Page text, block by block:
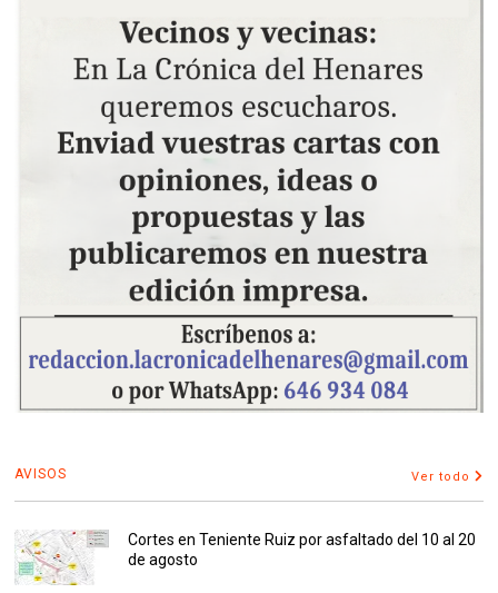
AVISOS Ver todo
Cortes en Teniente Ruiz por asfaltado del 10 al 20
de agosto